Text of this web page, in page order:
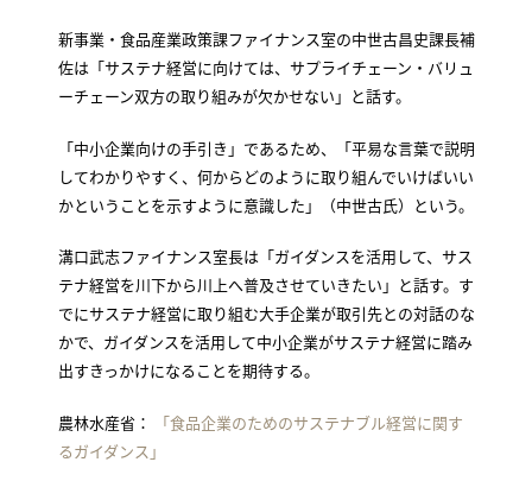
新事業・食品産業政策課ファイナンス室の中世古昌史課長補
佐は「サステナ経営に向けては、サプライチェーン・バリュ
ーチェーン双方の取り組みが欠かせない」と話す。
「中小企業向けの手引き」であるため、「平易な言葉で説明
してわかりやすく、何からどのように取り組んでいけばいい
かということを示すように意識した」（中世古氏）という。
溝口武志ファイナンス室長は「ガイダンスを活用して、サス
テナ経営を川下から川上へ普及させていきたい」と話す。す
でにサステナ経営に取り組む大手企業が取引先との対話のな
かで、ガイダンスを活用して中小企業がサステナ経営に踏み
出すきっかけになることを期待する。
農林水産省：
「食品企業のためのサステナブル経営に関す
るガイダンス」